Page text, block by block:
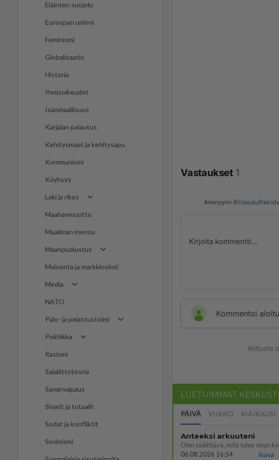
Eläinten suojelu
Euroopan unioni
Feminismi
Globalisaatio
Historia
Ihmisoikeudet
Isänmaallisuus
Karjalan palautus
Kehitysmaat ja kehitysapu
Kommunismi
Köyhyys
Laki ja rikos
Maahanmuutto
Maailman menoa
Maanpuolustus
Mainonta ja markkinointi
Media
NATO
Palo- ja pelastustoimi
Politiikka
Rasismi
Salaliittoteoria
Sananvapaus
Sivarit ja totaalit
Sodat ja konfliktit
Sovinismi
Vastaukset 1
Anonyymi (Kirjaudu/
Kommentoi
Ketjusta
LUETUIMMAT
PÄIVÄ VIIKKO KUUKAUSI
Anteeksi arkuuteni
06.08.2026 16:54
Ikävä